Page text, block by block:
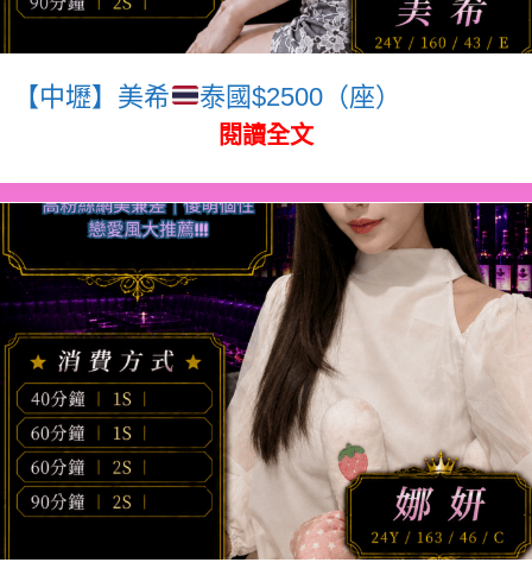
【中壢】美希 泰國$2500（座）
閱讀全文